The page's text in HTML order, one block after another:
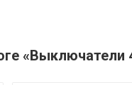
«Выключатели